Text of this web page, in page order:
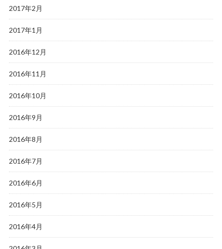
2017年2月
2017年1月
2016年12月
2016年11月
2016年10月
2016年9月
2016年8月
2016年7月
2016年6月
2016年5月
2016年4月